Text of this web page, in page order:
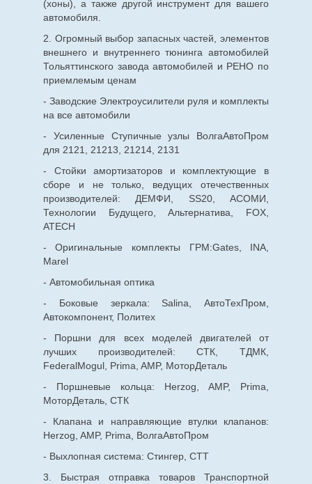
(хоны), а также другой инструмент для вашего
автомобиля.
2. Огромный выбор запасных частей, элементов
внешнего и внутреннего тюнинга автомобилей
Тольяттинского завода автомобилей и РЕНО по
приемлемым ценам
- Заводские Электроусилители руля и комплекты
на все автомобили
- Усиленные Ступичные узлы ВолгаАвтоПром
для 2121, 21213, 21214, 2131
- Стойки амортизаторов и комплектующие в
сборе и не только, ведущих отечественных
производителей: ДЕМФИ, SS20, АСОМИ,
Технологии Будущего, Альтернатива, FOX,
ATECH
- Оригинальные комплекты ГРМ:Gates, INA,
Marel
- Автомобильная оптика
- Боковые зеркала: Salina, АвтоТехПром,
Автокомпонент, Политех
- Поршни для всех моделей двигателей от
лучших производителей: СТК, ТДМК,
FederalMogul, Prima, AMP, МоторДеталь
- Поршневые кольца: Herzog, AMP, Prima,
МоторДеталь, СТК
- Клапана и направляющие втулки клапанов:
Herzog, AMP, Prima, ВолгаАвтоПром
- Выхлопная система: Стингер, СТТ
3. Быстрая отправка товаров Транспортной